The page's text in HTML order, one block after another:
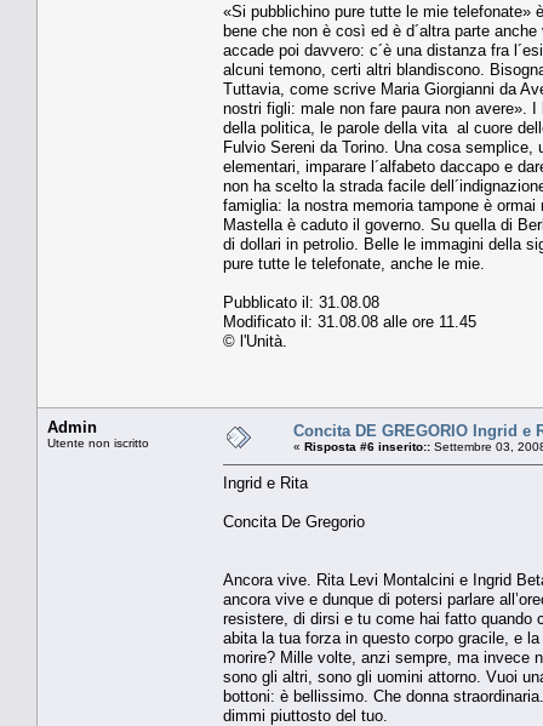
«Si pubblichino pure tutte le mie telefonate»
bene che non è così ed è d´altra parte
accade poi davvero: c´è una distanza fra
alcuni temono, certi altri blandiscono.
Tuttavia, come scrive Maria Giorgianni da
nostri figli: male non fare paura non avere».
della politica, le parole della vita ­ al cuore
Fulvio Sereni da Torino. Una cosa
elementari, imparare l´alfabeto daccapo e
non ha scelto la strada facile
famiglia: la nostra memoria tampone è
Mastella è caduto il governo. Su quella di
di dollari in petrolio. Belle le immagini della
pure tutte le telefonate, anche le mie.
Pubblicato il: 31.08.08
Modificato il: 31.08.08 alle ore 11.45
© l'Unità.
Admin
Utente non iscritto
Concita DE GREGORIO Ingrid e
« Risposta #6 inserito:: Settembre 03,
Ingrid e Rita
Concita De Gregorio
Ancora vive. Rita Levi Montalcini e Ingrid
ancora vive e dunque di potersi parlare
resistere, di dirsi e tu come hai fatto quando
abita la tua forza in questo corpo gracile, e
morire? Mille volte, anzi sempre, ma invece
sono gli altri, sono gli uomini attorno. Vuoi
bottoni: è bellissimo. Che donna
dimmi piuttosto del tuo.